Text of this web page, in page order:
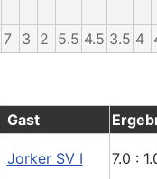
7 3 2 5.5 4.5 3.5 4
Gast
Jorker SV I 7.0 :